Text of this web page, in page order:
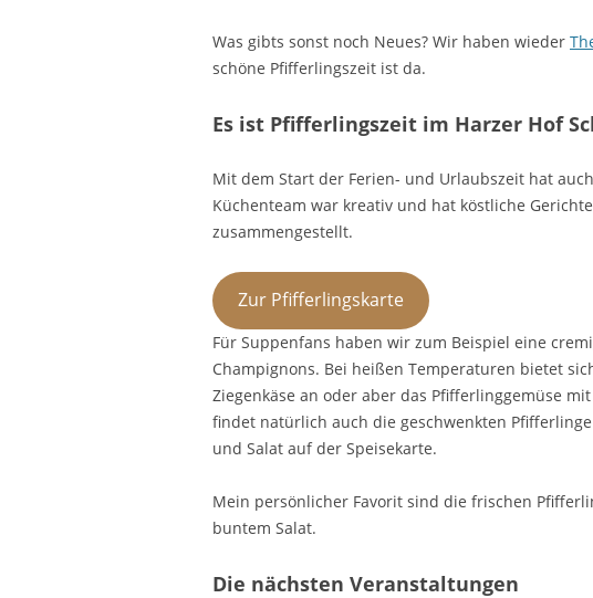
Was gibts sonst noch Neues? Wir haben wieder
schöne Pfifferlingszeit ist da.
Es ist Pfifferlingszeit im Harzer Hof
Mit dem Start der Ferien- und Urlaubszeit hat
Küchenteam war kreativ und hat köstliche
zusammengestellt.
Zur Pfifferlingskarte
Für Suppenfans haben wir zum Beispiel eine
Champignons. Bei heißen Temperaturen bietet
Ziegenkäse an oder aber das Pfifferlinggemüse
findet natürlich auch die geschwenkten
und Salat auf der Speisekarte.
Mein persönlicher Favorit sind die frischen
buntem Salat.
Die nächsten Veranstaltungen